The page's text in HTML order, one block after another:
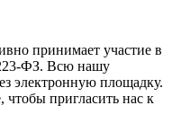
принимает участие в
ФЗ. Всю нашу
электронную площадку.
пригласить нас к